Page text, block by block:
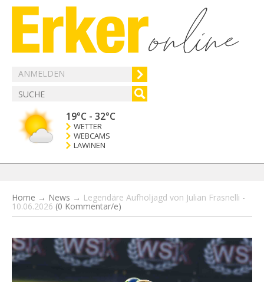
ANMELDEN
19°C - 32°C
WETTER
WEBCAMS
LAWINEN
Home → News → Legendäre Aufholjagd von Julian Frasnelli -
10.06.2026 (0 Kommentar/e)